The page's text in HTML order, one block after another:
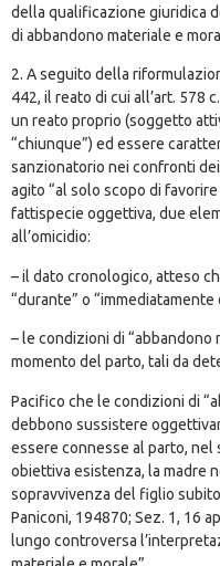
della qualificazione giuridica
di abbandono materiale e
2. A seguito della
442, il reato di cui all’art. 578
un reato proprio (soggetto
“chiunque”) ed essere
sanzionatorio nei confronti
agito “al solo scopo di
fattispecie oggettiva, due
all’omicidio:
– il dato cronologico, atteso
“durante” o “immediatamente
– le condizioni di “abbandono
momento del parto, tali da
Pacifico che le condizioni di
debbono sussistere
essere connesse al parto,
obiettiva esistenza, la madre
sopravvivenza del figlio
Paniconi, 194870; Sez. 1, 16
lungo controversa